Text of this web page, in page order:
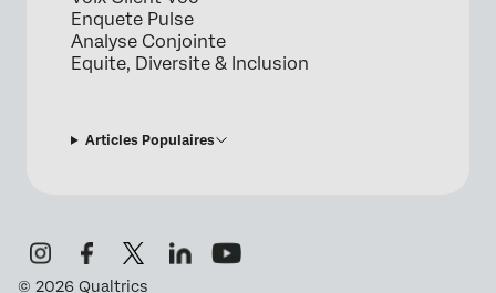
Enquete Pulse
Analyse Conjointe
Equite, Diversite & Inclusion
Articles Populaires
© 2026 Qualtrics